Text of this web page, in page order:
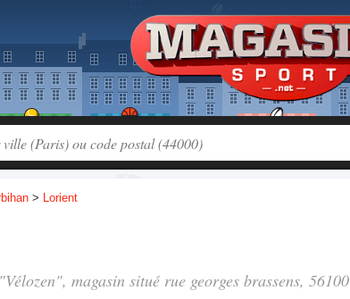
> Lorient
magasin situé rue georges brassens, 56100